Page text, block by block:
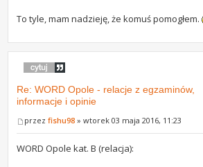
To tyle, mam nadzieję, że komuś pomogłem.
Re: WORD Opole - relacje z egzaminów,
informacje i opinie
przezfishu98 » wtorek 03 maja 2016, 11:23
WORD Opole kat. B (relacja):